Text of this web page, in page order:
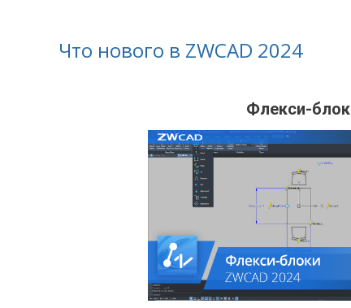
Что нового в ZWCAD 2024
Флекси-блок